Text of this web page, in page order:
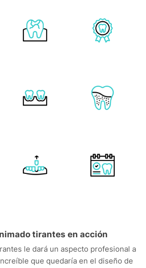
tirantes en acción
le dará un aspecto profesional a
que quedaría en el diseño de